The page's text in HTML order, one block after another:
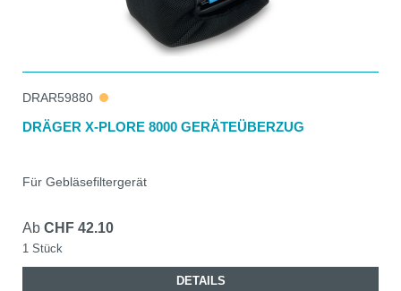
DRAR59880
DRÄGER X-PLORE 8000 GERÄTEÜBERZUG
Für Gebläsefiltergerät
Ab CHF 42.10
1 Stück
DETAILS